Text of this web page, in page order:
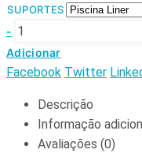
SUPORTES
-
Adicionar
Facebook Twitter
Descrição
Informação
Avaliações (0)